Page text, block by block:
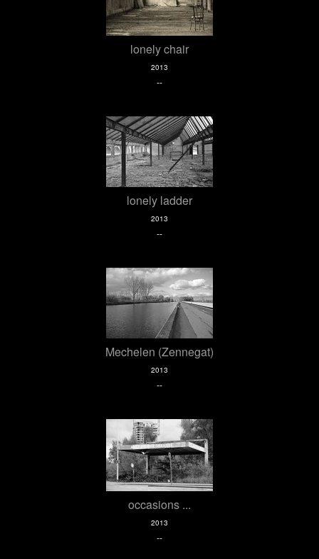
lonely chair
2013
--
lonely ladder
2013
--
Mechelen (Zennegat)
2013
--
occasions ...
2013
--